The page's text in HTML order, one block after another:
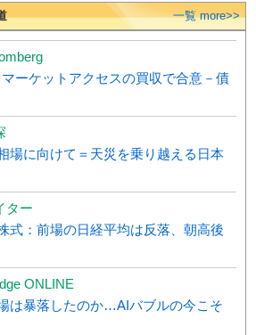
一覧 more>>
ーケットアクセスの買収で合意－債
場に向けて＝天災を乗り越える日本
ター
式：前場の日経平均は反落、朝高後
ONLINE
は暴落したのか…AIバブルの今こそ